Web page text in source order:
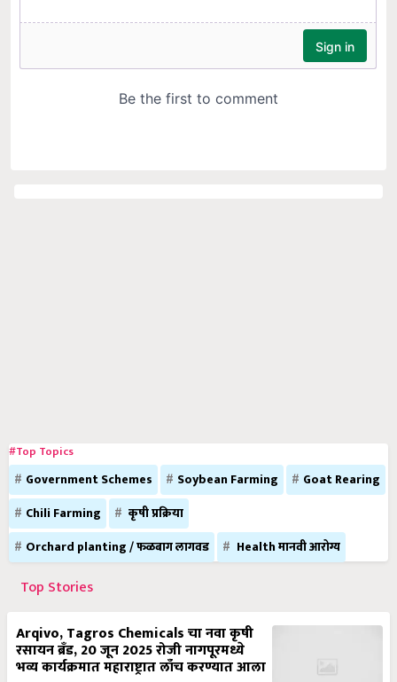
#Top Topics
Government Schemes Soybean Farming
Goat Rearing
Chili Farming
कृषी प्रक्रिया
Orchard planting / फळबाग लागवड
Health मानवी आरोग्य
Top Stories
Arqivo, Tagros Chemicals चा नवा कृषी
रसायन ब्रँड, 20 जून 2025 रोजी नागपूरमध्ये
भव्य कार्यक्रमात महाराष्ट्रात लाँच करण्यात आला